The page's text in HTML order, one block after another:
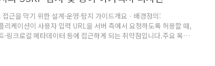
근을 막기 위한 설계·운영·탐지 가이드개요 · 배경정의:
이션이 사용자 입력 URL을 서버 측에서 요청하도록 허용할 때,
링크로컬 메타데이터 등에 접근하게 되는 취약점입니다.주요 목표
/모니터링 에이전트/DB/메일·큐·캐시 등)파일/토큰/자격증명